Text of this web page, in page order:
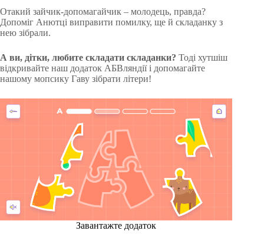
Отакий зайчик-допомагайчик – молодець, правда?
Допоміг Анютці виправити помилку, ще й складанку з
нею зібрали.
А ви, дітки, любите складати складанки? Тоді хутшіш
відкривайте наш додаток АБВляндії і допомагайте
нашому мопсику Гаву зібрати літери!
Завантажте додаток